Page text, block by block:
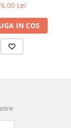
Lei
IN COS